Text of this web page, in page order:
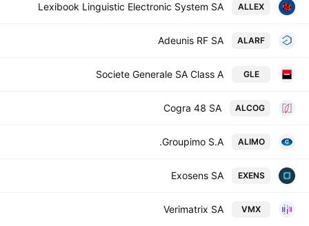
ALLEX
Lexibook Linguistic Electronic System SA
ALARF
Adeunis RF SA
GLE
Societe Generale SA Class A
ALCOG
Cogra 48 SA
ALIMO
Groupimo S.A.
EXENS
Exosens SA
VMX
Verimatrix SA